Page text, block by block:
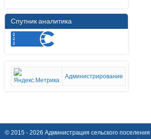
Спутник аналитика
Администрирование
© 2015 - 2026 Администрация сельского поселения